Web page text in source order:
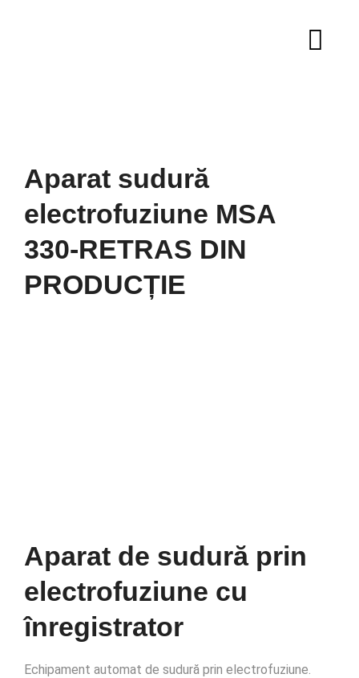
Aparat sudură
electrofuziune MSA
330-RETRAS DIN
PRODUCȚIE
Aparat de sudură prin
electrofuziune cu
înregistrator
Echipament automat de sudură prin electrofuziune.